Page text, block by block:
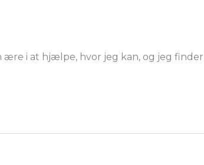
ære i at hjælpe, hvor jeg kan, og jeg